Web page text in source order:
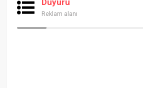
Reklam alanı